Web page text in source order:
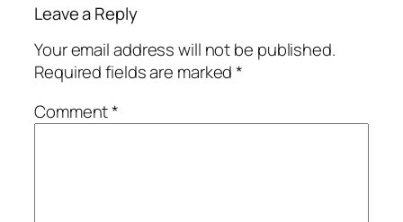
Leave a Reply
Your email address will not be published.
Required fields are marked*
Comment*